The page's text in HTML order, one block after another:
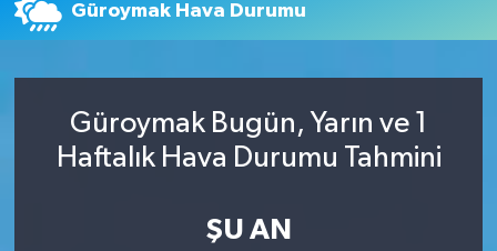
Güroymak Hava Durumu
Güroymak Bugün, Yarın ve 1
Haftalık Hava Durumu Tahmini
ŞU AN
Tüm Manşetler
Son Dakika Haberleri